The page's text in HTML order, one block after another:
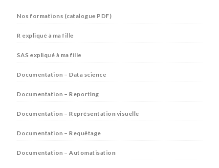
Nos formations (catalogue PDF)
R expliqué à ma fille
SAS expliqué à ma fille
Documentation – Data science
Documentation – Reporting
Documentation – Représentation visuelle
Documentation – Requêtage
Documentation – Automatisation